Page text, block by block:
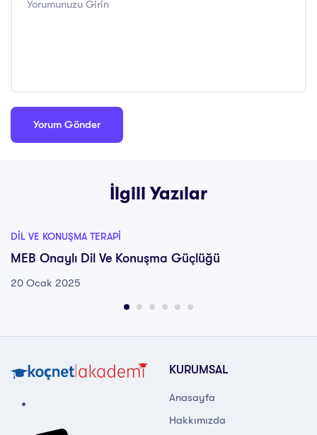
İlgili Yazılar
DIL VE KONUŞMA TERAPI
MEB Onaylı Dil Ve Konuşma Güçlüğü
20 Ocak 2025
KURUMSAL
Anasayfa
Hakkımızda